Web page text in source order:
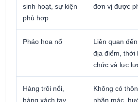
sinh hoạt, sự kiện
phù hợp
đơn vị được
Pháo hoa nổ
Liên quan
địa điểm, thời
chức và lực
Hàng trôi nổi,
hàng xách tay,
Không có
nhãn mác,